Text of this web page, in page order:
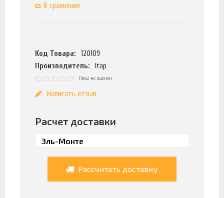
В сравнение
Код Товара:
120109
Производитель:
Itap
Пока не оценен
Написать отзыв
Расчет доставки
Рассчитать доставку